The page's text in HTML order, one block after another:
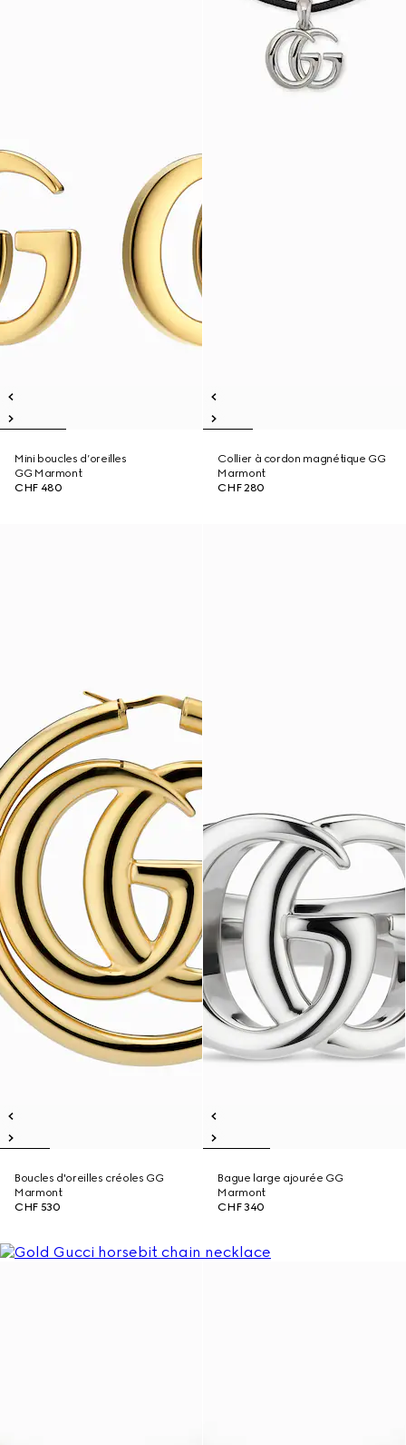
Mini boucles d’oreilles
GG Marmont
CHF 480
Collier à cordon magnétique GG
Marmont
CHF 280
Boucles d'oreilles créoles GG
Marmont
CHF 530
Bague large ajourée GG
Marmont
CHF 340